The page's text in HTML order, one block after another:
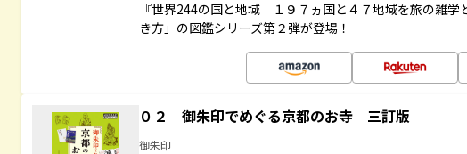
『世界244の国と地域 １９７ヵ国と４７地域を旅の雑学
き方」の図鑑シリーズ第２弾が登場！
０２ 御朱印でめぐる京都のお寺 三訂版
御朱印